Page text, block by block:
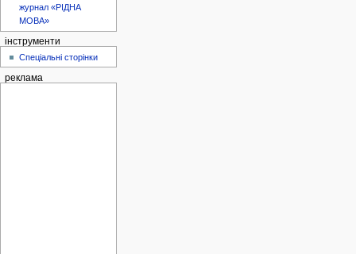
журнал «РІДНА
МОВА»
інструменти
Спеціальні сторінки
реклама